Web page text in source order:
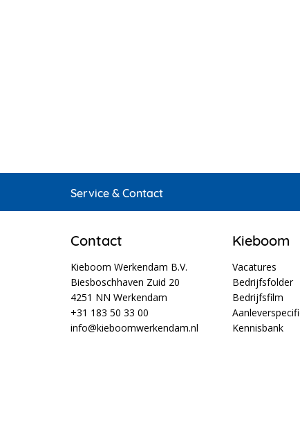
Service & Contact
Contact
Kieboom Werkendam B.V.
Biesboschhaven Zuid 20
4251 NN Werkendam
+31 183 50 33 00
info@kieboomwerkendam.nl
Kieboom
Vacatures
Bedrijfsfolder
Bedrijfsfilm
Kennisbank